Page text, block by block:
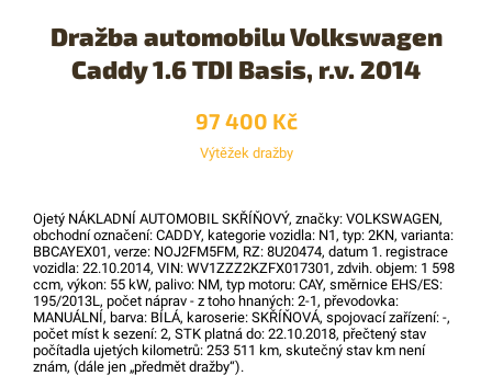
Dražba automobilu Volkswagen
Caddy 1.6 TDI Basis, r.v. 2014
97 400 Kč
Výtěžek dražby
Ojetý NÁKLADNÍ AUTOMOBIL SKŘÍŇOVÝ, značky: VOLKSWAGEN,
obchodní označení: CADDY, kategorie vozidla: N1, typ: 2KN, varianta:
BBCAYEX01, verze: NOJ2FM5FM, RZ: 8U20474, datum 1. registrace
vozidla: 22.10.2014, VIN: WV1ZZZ2KZFX017301, zdvih. objem: 1 598
ccm, výkon: 55 kW, palivo: NM, typ motoru: CAY, směrnice EHS/ES:
195/2013L, počet náprav - z toho hnaných: 2-1, převodovka:
MANUÁLNÍ, barva: BÍLÁ, karoserie: SKŘÍŇOVÁ, spojovací zařízení: -,
počet míst k sezení: 2, STK platná do: 22.10.2018, přečtený stav
počítadla ujetých kilometrů: 253 511 km, skutečný stav km není
znám, (dále jen „předmět dražby“).